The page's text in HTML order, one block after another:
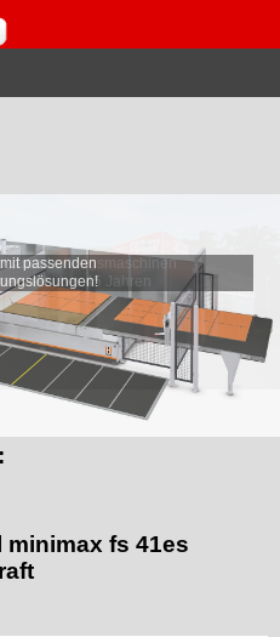
passenden
fs 41es